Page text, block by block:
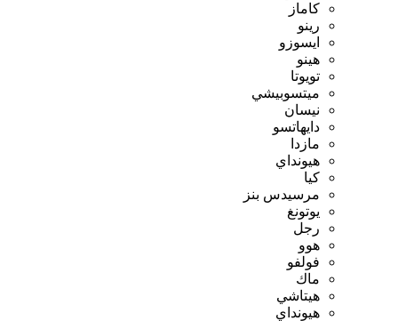
كاماز
رينو
ايسوزو
هينو
تويوتا
ميتسوبيشي
نيسان
دايهاتسو
مازدا
هيونداي
كيا
مرسيدس بنز
يوتونغ
رجل
هوو
فولفو
ماك
هيتاشي
هيونداي